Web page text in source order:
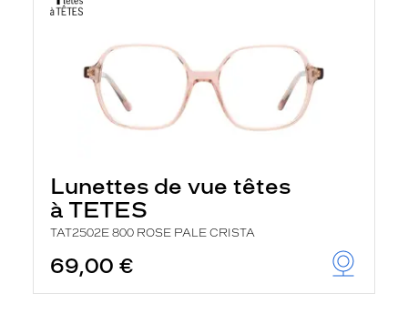
Lunettes de vue têtes
à TETES
TAT2502E 800 ROSE PALE CRISTA
69,00 €